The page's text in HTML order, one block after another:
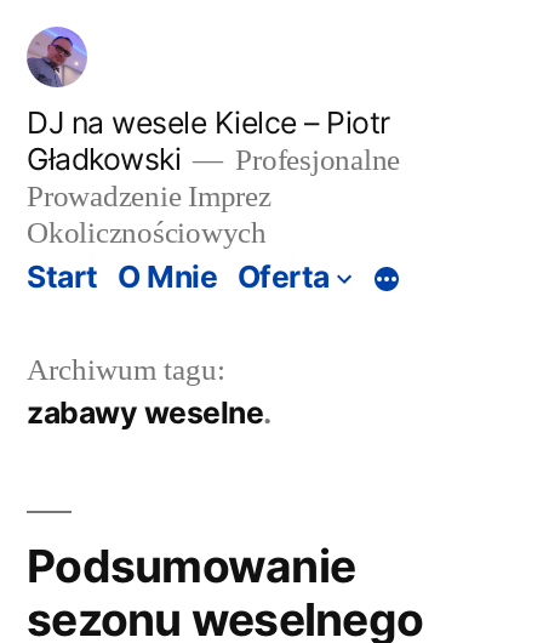
Przeskocz
treściDJ na wesele Kielce – Piotr
Gładkowski
Profesjonalne
Prowadzenie Imprez
Okolicznościowych
Start O Mnie Oferta Więcej
Archiwum tagu:
zabawy weselne
Podsumowanie
sezonu weselnego